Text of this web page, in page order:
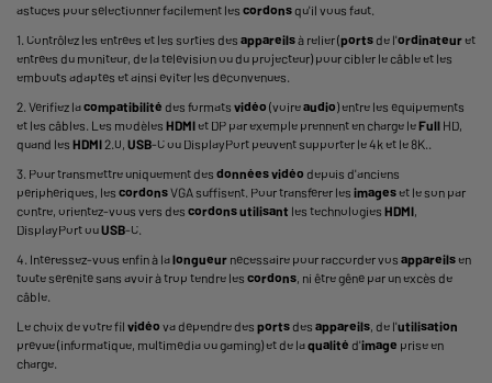
astuces pour sélectionner facilement les cordons qu'il vous faut.
1. Contrôlez les entrées et les sorties des appareilsà relier (portsde l'ordinateuret
entrées du moniteur, de la télévision ou du projecteur) pour cibler le câble et les
embouts adaptés et ainsi éviter les déconvenues.
2. Vérifiez lacompatibilité des formats vidéo (voireaudio) entre les équipements
et les câbles. Les modèles HDMIet DP par exemple prennent en charge leFull HD,
quand les HDMI2.0, USB-C ou DisplayPort peuvent supporter le 4k et le 8K..
3. Pour transmettre uniquement des donnéesvidéo depuis d'anciens
périphériques, les cordonsVGA suffisent. Pour transférer les imageset le son par
contre, orientez-vous vers des cordonsutilisant les technologies HDMI,
DisplayPort ouUSB-C.
4. Intéressez-vous enfin à lalongueur nécessaire pour raccorder vos appareilsen
toute sérénité sans avoir à trop tendre les cordons, ni être gêné par un excès de
câble.
Le choix de votre fil vidéo va dépendre des portsdes appareils, de l'utilisation
prévue (informatique, multimédia ou gaming) et de laqualité d'image prise en
charge.